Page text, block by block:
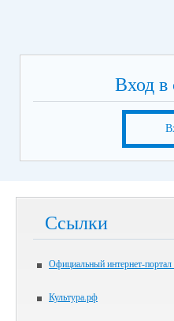
Вход в
Ссылки
Официальный интернет-портал
Культура.рф